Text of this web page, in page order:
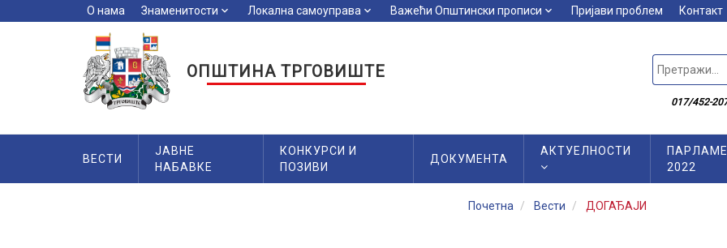
О нама Знаменитости keyboard_arrow_down Локална самоуправа keyboard_arrow_down Важећи Општински прописи keyboard_arrow_down Пријави проблем Контакт
ОПШТИНА ТРГОВИШТЕ
017/452-
ВЕСТИ
ЈАВНЕ
НАБАВКЕ
КОНКУРСИ И
ПОЗИВИ
ДОКУМЕНТА
АКТУЕЛНОСТИ
2022
Почетна Вести ДОГАЂАЈИ